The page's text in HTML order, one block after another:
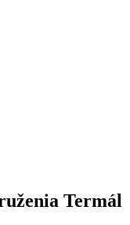
Termál